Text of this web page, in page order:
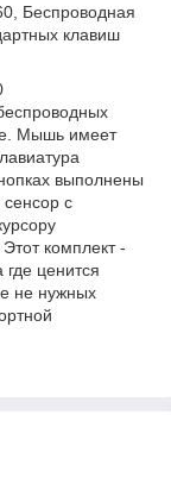
Беспроводная
клавиш
Мышь имеет
выполнены
с
комплект -
ценится
не нужных